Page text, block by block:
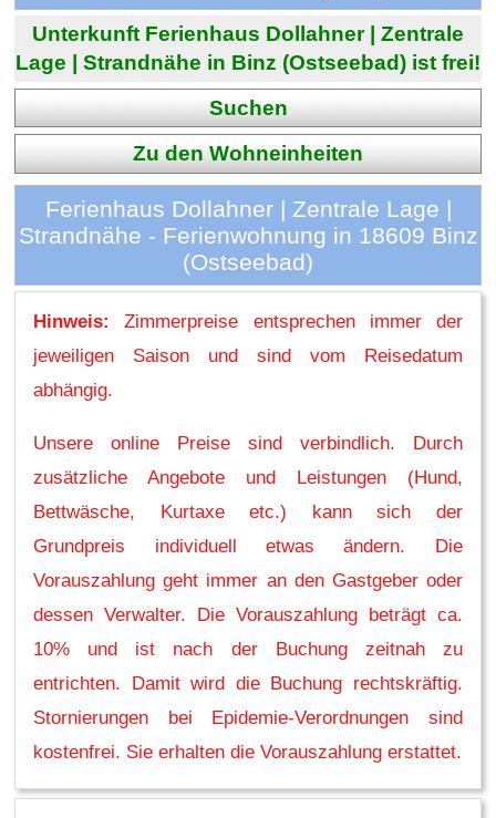
Unterkunft Ferienhaus Dollahner | Zentrale
Lage | Strandnähe in Binz (Ostseebad) ist frei!
Suchen
Zu den Wohneinheiten
Ferienhaus Dollahner | Zentrale Lage |
Strandnähe - Ferienwohnung in 18609 Binz
(Ostseebad)
Hinweis:
Zimmerpreise entsprechen immer der
jeweiligen Saison und sind vom Reisedatum
abhängig.
Unsere online Preise sind verbindlich. Durch
zusätzliche Angebote und Leistungen (Hund,
Bettwäsche, Kurtaxe etc.) kann sich der
Grundpreis individuell etwas ändern. Die
Vorauszahlung geht immer an den Gastgeber oder
dessen Verwalter. Die Vorauszahlung beträgt ca.
10% und ist nach der Buchung zeitnah zu
entrichten. Damit wird die Buchung rechtskräftig.
Stornierungen bei Epidemie-Verordnungen sind
kostenfrei. Sie erhalten die Vorauszahlung erstattet.